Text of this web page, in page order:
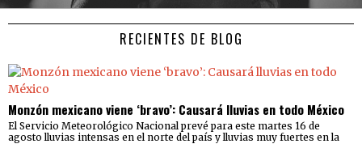
RECIENTES DE BLOG
Monzón mexicano viene ‘bravo’: Causará lluvias en todo México
El Servicio Meteorológico Nacional prevé para este martes 16 de
agosto lluvias intensas en el norte del país y lluvias muy fuertes en la